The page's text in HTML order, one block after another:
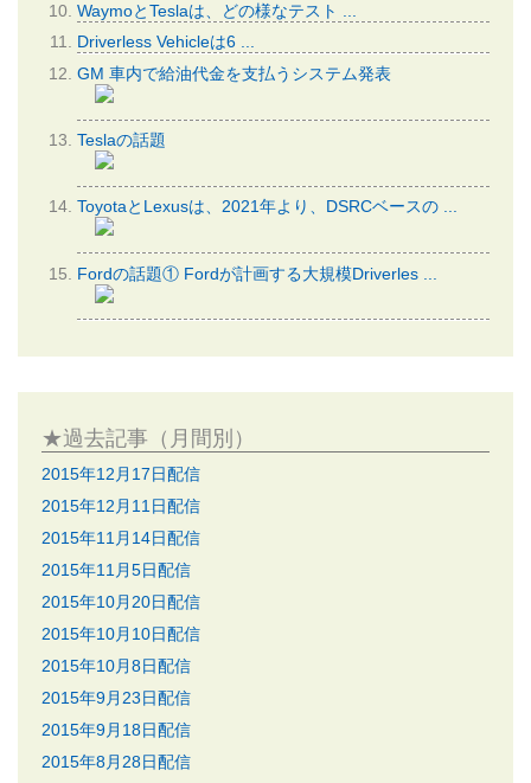
WaymoとTeslaは、どの様なテスト ...
Driverless Vehicleは6 ...
GM 車内で給油代金を支払うシステム発表
Teslaの話題
ToyotaとLexusは、2021年より、DSRCベースの ...
Fordの話題① Fordが計画する大規模Driverles ...
★過去記事（月間別）
2015年12月17日配信
2015年12月11日配信
2015年11月14日配信
2015年11月5日配信
2015年10月20日配信
2015年10月10日配信
2015年10月8日配信
2015年9月23日配信
2015年9月18日配信
2015年8月28日配信